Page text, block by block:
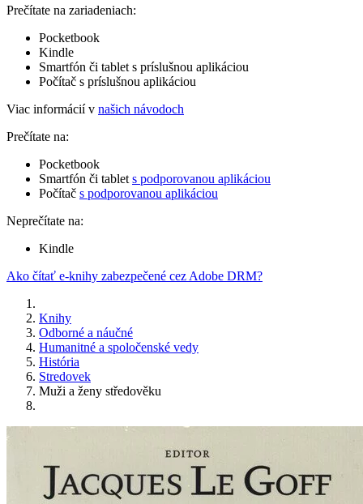
Prečítate na zariadeniach:
Pocketbook
Kindle
Smartfón či tablet s príslušnou aplikáciou
Počítač s príslušnou aplikáciou
Viac informácií v našich návodoch
Prečítate na:
Pocketbook
Smartfón či tablet s podporovanou aplikáciou
Počítač s podporovanou aplikáciou
Neprečítate na:
Kindle
Ako čítať e-knihy zabezpečené cez Adobe DRM?
Knihy
Odborné a náučné
Humanitné a spoločenské vedy
História
Stredovek
Muži a ženy středověku